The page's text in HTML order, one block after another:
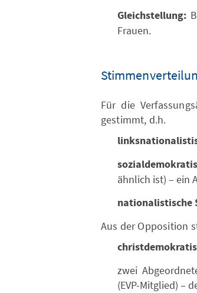
Gleichstellung:
Frauen.
Für die
gestimmt, d.h.
ähnlich ist) – ein
nationalistische
Aus der Opposition
zwei
(EVP-Mitglied) –